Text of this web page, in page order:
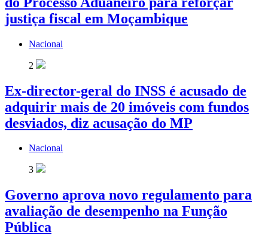
justiça fiscal em Moçambique
Nacional
2
Ex-director-geral do INSS é acusado de
adquirir mais de 20 imóveis com fundos
desviados, diz acusação do MP
Nacional
3
Governo aprova novo regulamento para
avaliação de desempenho na Função
Pública